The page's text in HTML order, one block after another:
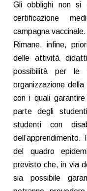
Gli obblighi non si
certificazione
campagna vaccinale.
Rimane, infine,
delle attività
possibilità per le
organizzazione
con i quali
parte degli
studenti con
dell’apprendimento.
del quadro
previsto che, in via
sia possibile